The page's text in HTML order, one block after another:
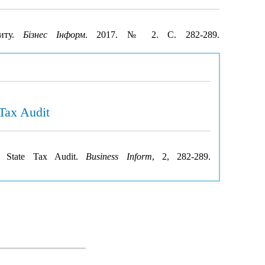
Бізнес Інформ. 2017. № 2. С. 282-289.
Audit
State Tax Audit. Business Inform, 2, 282-289.